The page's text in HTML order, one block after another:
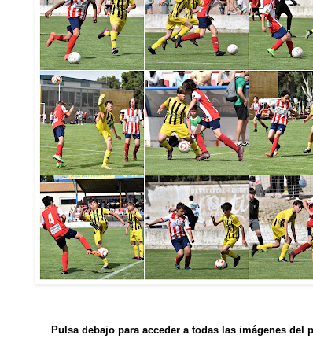
Pulsa debajo para acceder a todas las imágenes del